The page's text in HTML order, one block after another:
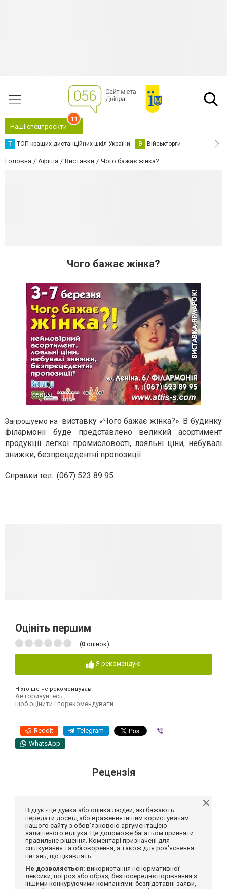
Наші спецпроєкти
11
Т ТОП кращих дистанційних шкіл України В Військторги
Головна Афіша Виставки Чого бажає жінка?
Чого бажає жінка?
Запрошуемо на
виставку «Чого бажає жінка?». В будинку
філармонії буде представлено великий асортимент
продукції легкої промисловості, лояльні ціни, небувалі
знижки, безпрецедентні пропозиції.
Справки тел.: (067) 523 89 95.
Оцініть першим
(0 оцінок)
Я рекомендую
Ніхто ще не рекомендував
Авторизуйтесь
щоб оцінити і порекомендувати
Reddit Telegram
WhatsApp
Рецензія
Відгук - це думка або оцінка людей, які бажають
передати досвід або враження іншим користувачам
нашого сайту з обов'язковою аргументацією
залишеного відгука. Це допоможе багатьом прийняти
правильне рішення. Коментарі призначені для
спілкування та обговорення, а також для роз'яснення
питань, що цікавлять.
Не дозволяється: використання ненормативної
лексики, погроз або образ; безпосереднє порівняння з
іншими конкуруючими компаніями; безпідставні заяви,